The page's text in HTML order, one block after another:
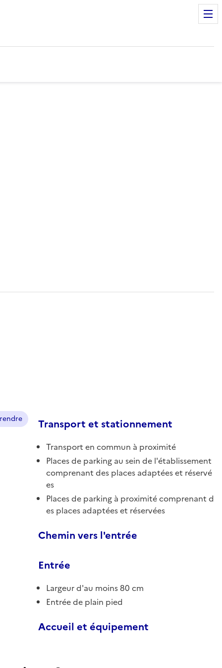
Transport et stationnement
Transport en commun à proximité
Places de parking au sein de l'établissement
comprenant des places adaptées et réservé
es
Places de parking à proximité comprenant d
es places adaptées et réservées
Chemin vers l'entrée
Entrée
Largeur d'au moins 80 cm
Entrée de plain pied
Accueil et équipement